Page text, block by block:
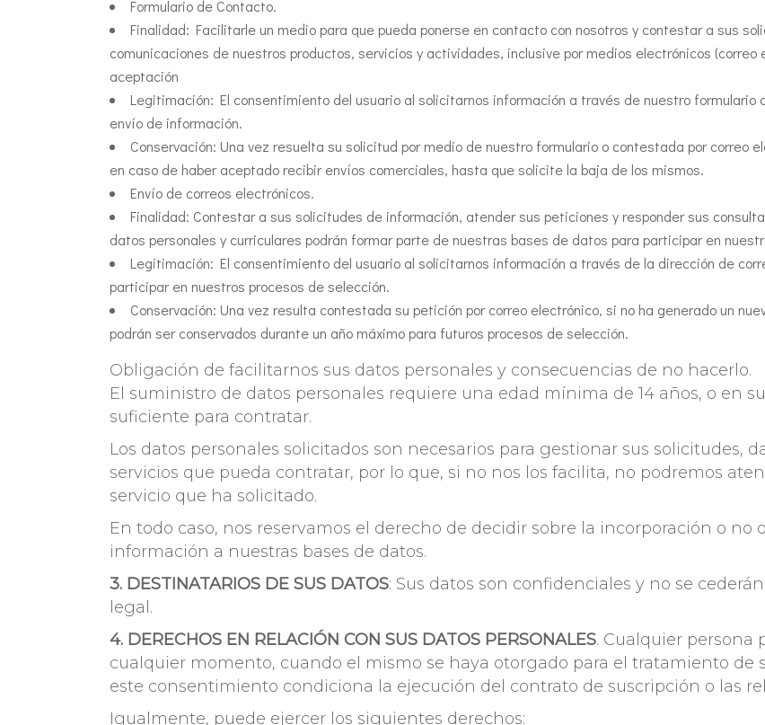
Formulario de Contacto.
Finalidad: Facilitarle un medio para que pueda ponerse en contacto con nosotros y contestar a sus
comunicaciones de nuestros productos, servicios y actividades, inclusive por medios electrónicos
aceptación
Legitimación: El consentimiento del usuario al solicitarnos información a través de nuestro
envío de información.
Conservación: Una vez resuelta su solicitud por medio de nuestro formulario o contestada por correo
en caso de haber aceptado recibir envíos comerciales, hasta que solicite la baja de los mismos.
Envío de correos electrónicos.
Finalidad: Contestar a sus solicitudes de información, atender sus peticiones y responder sus
datos personales y curriculares podrán formar parte de nuestras bases de datos para participar en
Legitimación: El consentimiento del usuario al solicitarnos información a través de la dirección de
participar en nuestros procesos de selección.
Conservación: Una vez resulta contestada su petición por correo electrónico, si no ha generado un
podrán ser conservados durante un año máximo para futuros procesos de selección.
Obligación de facilitarnos sus datos personales y consecuencias de no hacerlo.
El suministro de datos personales requiere una edad mínima de 14 años, o en
suficiente para contratar.
Los datos personales solicitados son necesarios para gestionar sus solicitudes,
servicios que pueda contratar, por lo que, si no nos los facilita, no podremos
servicio que ha solicitado.
En todo caso, nos reservamos el derecho de decidir sobre la incorporación o no
información a nuestras bases de datos.
3. DESTINATARIOS DE SUS DATOS: Sus datos son confidenciales y no se
legal.
4. DERECHOS EN RELACIÓN CON SUS DATOS PERSONALES. Cualquier persona
cualquier momento, cuando el mismo se haya otorgado para el tratamiento de
este consentimiento condiciona la ejecución del contrato de suscripción o las
Igualmente, puede ejercer los siguientes derechos: